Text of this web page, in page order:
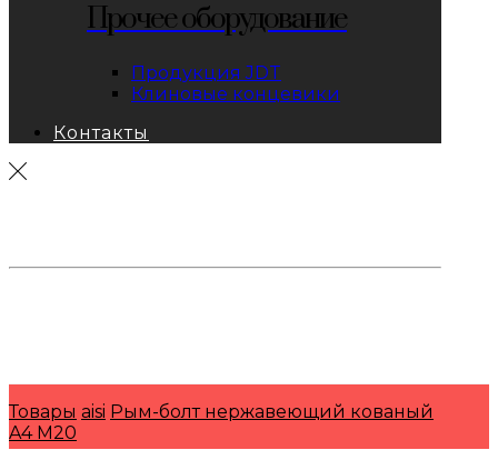
Прочее оборудование
Продукция JDT
Клиновые концевики
Контакты
Товары aisi Рым-болт нержавеющий кованый
A4 M20